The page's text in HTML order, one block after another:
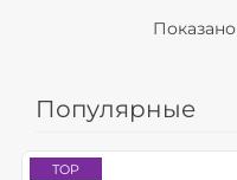
Популярные
TOP